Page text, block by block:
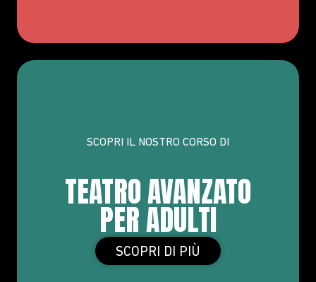
SCOPRI IL NOSTRO CORSO DI
TEATRO AVANZATO
PER ADULTI
SCOPRI DI PIÙ